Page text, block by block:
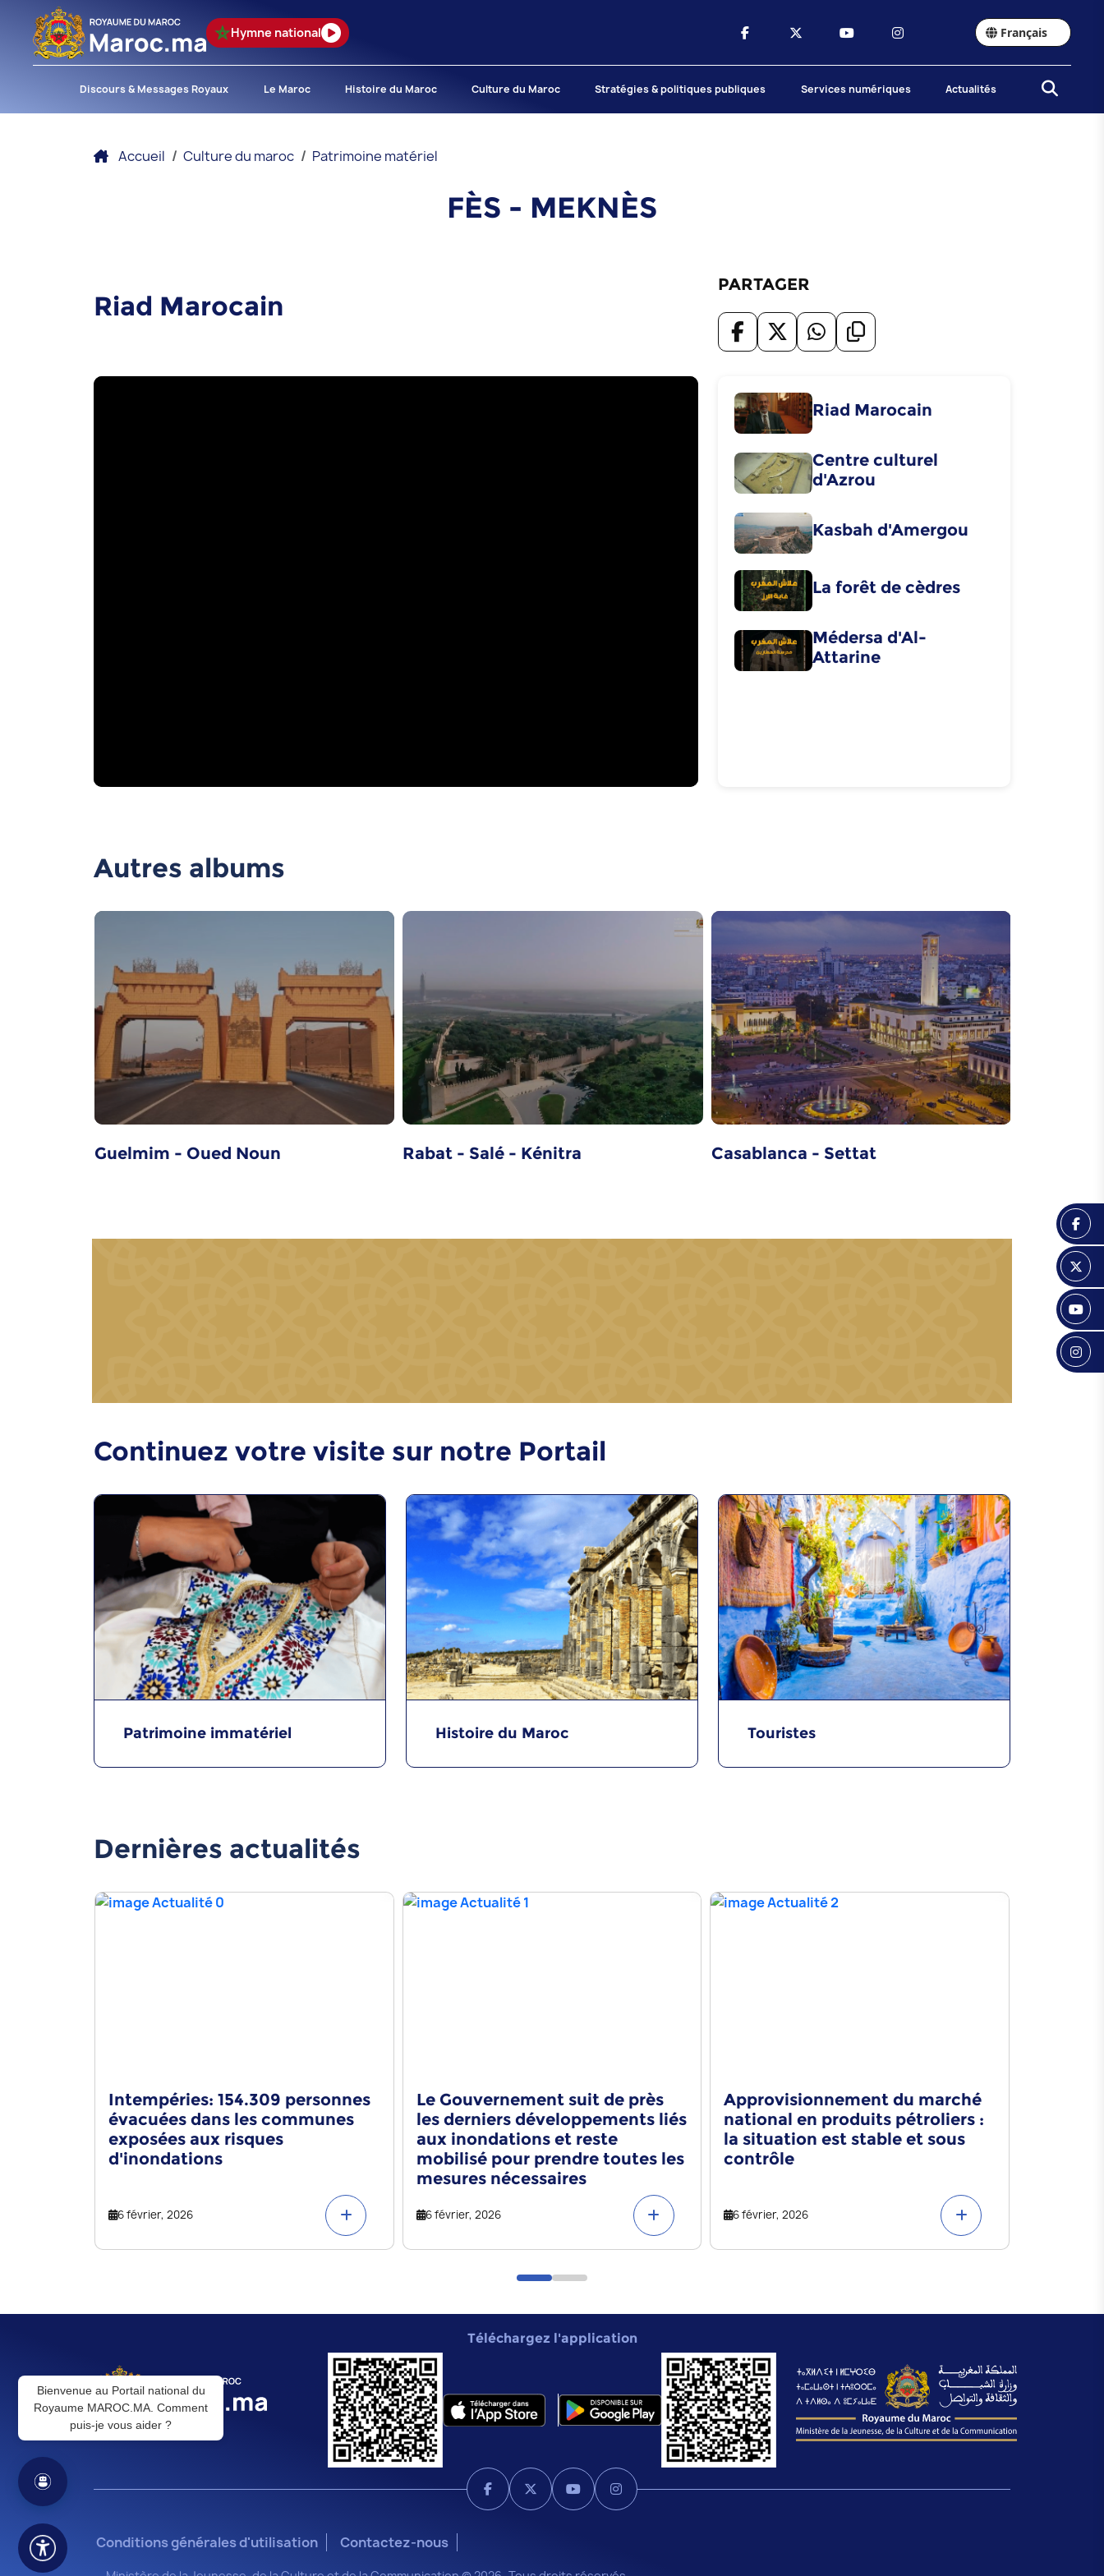
Hymne national Français
Discours & Messages Royaux Le Maroc Histoire du Maroc Culture du Maroc Stratégies & politiques publiques Services numériques Actualités
Accueil Culture du maroc Patrimoine matériel
FÈS - MEKNÈS
Riad Marocain
PARTAGER
Riad Marocain
Centre culturel
d'Azrou
Kasbah d'Amergou
La forêt de cèdres
Médersa d'Al-
Attarine
Autres albums
Guelmim - Oued Noun Rabat - Salé - Kénitra Casablanca - Settat
Continuez votre visite sur notre Portail
Patrimoine immatériel Histoire du Maroc Touristes
Dernières actualités
Intempéries: 154.309 personnes
évacuées dans les communes
exposées aux risques
d'inondations
6 février, 2026
Le Gouvernement suit de près
les derniers développements liés
aux inondations et reste
mobilisé pour prendre toutes les
mesures nécessaires
6 février, 2026
Approvisionnement du marché
national en produits pétroliers :
la situation est stable et sous
contrôle
6 février, 2026
Téléchargez l'application
Conditions générales d'utilisation Contactez-nous
Bienvenue au Portail national du
Royaume MAROC.MA. Comment
puis-je vous aider ?